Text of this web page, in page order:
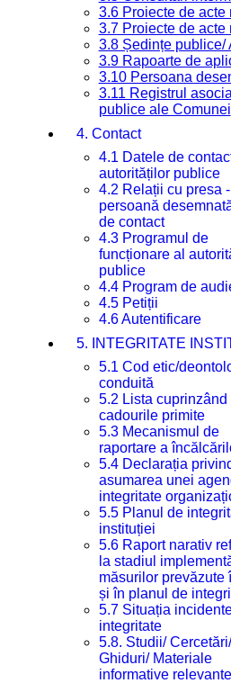
3.6 Proiecte de acte
3.7 Proiecte de acte
3.8 Ședințe publice/
3.9 Rapoarte de
3.10 Persoana
3.11 Registrul
publice ale Comunei
4. Contact
4.1 Datele de
autorităților publice
4.2 Relații cu presa -
persoană
de contact
4.3 Programul de
funcționare al
publice
4.4 Program de
4.5 Petiții
4.6 Autentificare
5. INTEGRITATE
5.1 Cod etic/
conduită
5.2 Lista cuprinzând
cadourile primite
5.3 Mecanismul de
raportare a
5.4 Declarația
asumarea unei
integritate
5.5 Planul de
instituției
5.6 Raport narativ
la stadiul
măsurilor prevăzute
și în planul de
5.7 Situația
integritate
5.8. Studii/ Cercetări/
Ghiduri/ Materiale
informative relevante